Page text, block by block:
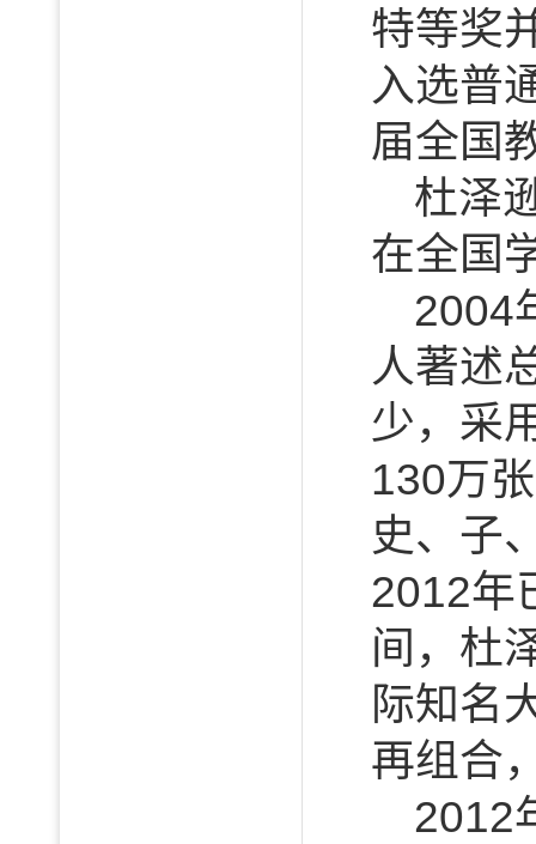
特等奖
入选普
届全国
杜泽
在全国
2004
人著述
少，采
130万
史、子
2012年
间，杜
际知名
再组合
2012